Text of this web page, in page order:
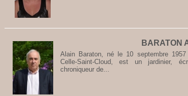
BARATON
Alain Baraton, né le 10 septembre
Celle-Saint-Cloud, est un jardinier,
chroniqueur de...